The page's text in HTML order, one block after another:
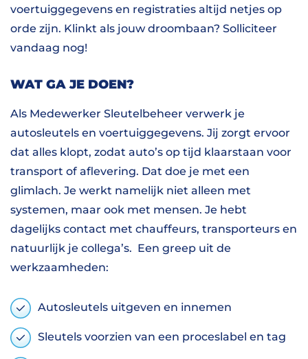
voertuiggegevens en registraties altijd netjes op
orde zijn. Klinkt als jouw droombaan? Solliciteer
vandaag nog!
WAT GA JE DOEN?
Als Medewerker Sleutelbeheer verwerk je
autosleutels en voertuiggegevens. Jij zorgt ervoor
dat alles klopt, zodat auto’s op tijd klaarstaan voor
transport of aflevering. Dat doe je met een
glimlach. Je werkt namelijk niet alleen met
systemen, maar ook met mensen. Je hebt
dagelijks contact met chauffeurs, transporteurs en
natuurlijk je collega’s. Een greep uit de
werkzaamheden:
Autosleutels uitgeven en innemen
Sleutels voorzien van een proceslabel en tag